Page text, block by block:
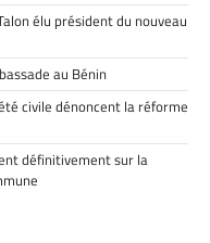
élu président du nouveau
au Bénin
civile dénoncent la réforme
définitivement sur la